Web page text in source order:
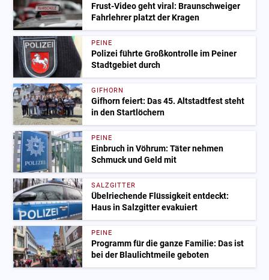
Frust-Video geht viral: Braunschweiger
Fahrlehrer platzt der Kragen
PEINE
Polizei führte Großkontrolle im Peiner
Stadtgebiet durch
GIFHORN
Gifhorn feiert: Das 45. Altstadtfest steht
in den Startlöchern
PEINE
Einbruch in Vöhrum: Täter nehmen
Schmuck und Geld mit
SALZGITTER
Übelriechende Flüssigkeit entdeckt:
Haus in Salzgitter evakuiert
PEINE
Programm für die ganze Familie: Das ist
bei der Blaulichtmeile geboten